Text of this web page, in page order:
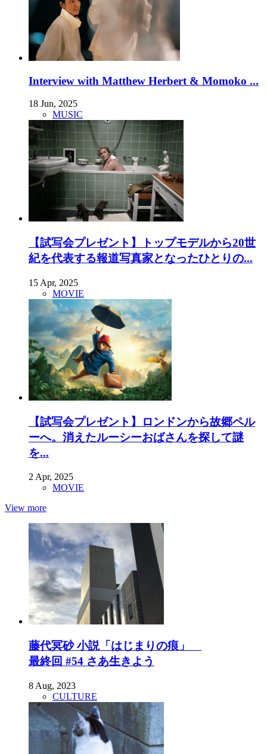
Interview with Matthew Herbert & Momoko ...
18 Jun, 2025
MUSIC
【試写会プレゼント】トップモデルから20世
紀を代表する報道写真家となったひとりの...
15 Apr, 2025
MOVIE
【試写会プレゼント】ロンドンから故郷ペル
ーへ。消えたルーシーおばさんを探して謎
を...
2 Apr, 2025
MOVIE
View more
藤代冥砂 小説「はじまりの痕」
最終回 #54 さあ生きよう
8 Aug, 2023
CULTURE